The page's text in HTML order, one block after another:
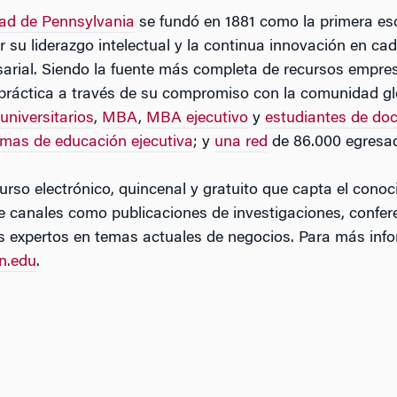
de Pennsylvania se fundó en 1881 como la primera
su liderazgo intelectual y la continua innovación en
Siendo la fuente más completa de recursos
a través de su compromiso con la comunidad
, MBA, MBA ejecutivo y estudiantes de
de educación ejecutiva; y una red de 86.000
electrónico, quincenal y gratuito que capta el
como publicaciones de investigaciones,
en temas actuales de negocios. Para más
.